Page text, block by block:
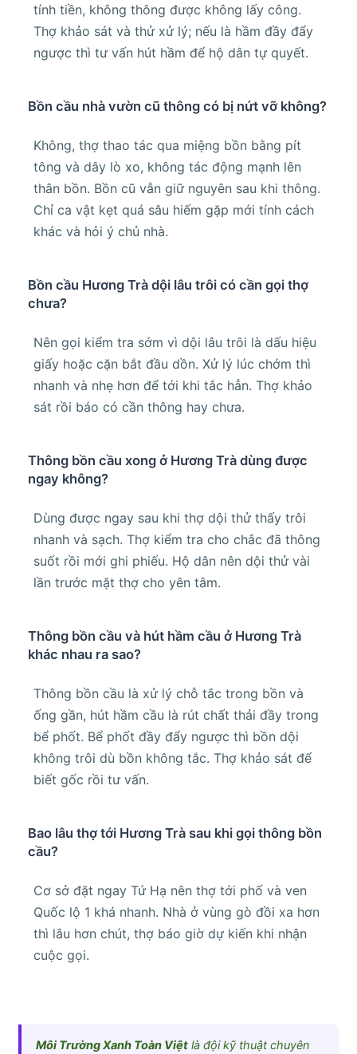
tính tiền, không thông được không lấy công.
Thợ khảo sát và thử xử lý; nếu là hầm đầy đẩy
ngược thì tư vấn hút hầm để hộ dân tự quyết.
Bồn cầu nhà vườn cũ thông có bị nứt vỡ không?
Không, thợ thao tác qua miệng bồn bằng pít
tông và dây lò xo, không tác động mạnh lên
thân bồn. Bồn cũ vẫn giữ nguyên sau khi thông.
Chỉ ca vật kẹt quá sâu hiếm gặp mới tính cách
khác và hỏi ý chủ nhà.
Bồn cầu Hương Trà dội lâu trôi có cần gọi thợ
chưa?
Nên gọi kiểm tra sớm vì dội lâu trôi là dấu hiệu
giấy hoặc cặn bắt đầu dồn. Xử lý lúc chớm thì
nhanh và nhẹ hơn để tới khi tắc hẳn. Thợ khảo
sát rồi báo có cần thông hay chưa.
Thông bồn cầu xong ở Hương Trà dùng được
ngay không?
Dùng được ngay sau khi thợ dội thử thấy trôi
nhanh và sạch. Thợ kiểm tra cho chắc đã thông
suốt rồi mới ghi phiếu. Hộ dân nên dội thử vài
lần trước mặt thợ cho yên tâm.
Thông bồn cầu và hút hầm cầu ở Hương Trà
khác nhau ra sao?
Thông bồn cầu là xử lý chỗ tắc trong bồn và
ống gần, hút hầm cầu là rút chất thải đầy trong
bể phốt. Bể phốt đầy đẩy ngược thì bồn dội
không trôi dù bồn không tắc. Thợ khảo sát để
biết gốc rồi tư vấn.
Bao lâu thợ tới Hương Trà sau khi gọi thông bồn
cầu?
Cơ sở đặt ngay Tứ Hạ nên thợ tới phố và ven
Quốc lộ 1 khá nhanh. Nhà ở vùng gò đồi xa hơn
thì lâu hơn chút, thợ báo giờ dự kiến khi nhận
cuộc gọi.
Môi Trường Xanh Toàn Việt là đội kỹ thuật chuyên